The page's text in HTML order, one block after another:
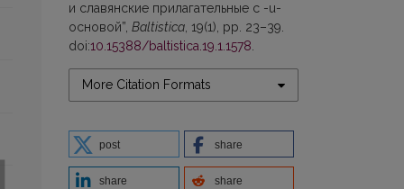
и славянские прилагательные с -u-
основой”, Baltistica, 19(1), pp. 23–39.
doi:10.15388/baltistica.19.1.1578.
More Citation Formats
post share
share share